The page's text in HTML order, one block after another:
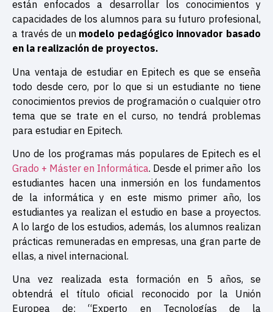
están enfocados a desarrollar los conocimientos y
capacidades de los alumnos para su futuro profesional,
a través de unmodelo pedagógico innovador basado
en la realización de proyectos.
Una ventaja de estudiar en Epitech es que se enseña
todo desde cero, por lo que si un estudiante no tiene
conocimientos previos de programación o cualquier otro
tema que se trate en el curso, no tendrá problemas
para estudiar en Epitech.
Uno de los programas más populares de Epitech es el
Grado + Máster en Informática. Desde el primer año los
estudiantes hacen una inmersión en los fundamentos
de la informática y en este mismo primer año, los
estudiantes ya realizan el estudio en base a proyectos.
A lo largo de los estudios, además, los alumnos realizan
prácticas remuneradas en empresas, una gran parte de
ellas, a nivel internacional.
Una vez realizada esta formación en 5 años, se
obtendrá el título oficial reconocido por la Unión
Europea de: “Experto en Tecnologías de la